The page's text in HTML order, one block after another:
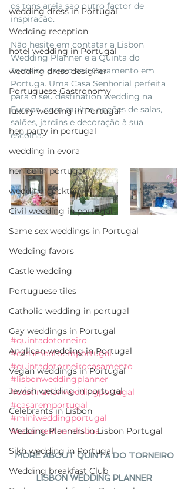
wedding dress in Portugal
Wedding reception
hotel wedding in Portugal
wedding dress designer
Portuguese Gastronomy
luxury wedding in Portugal
hen party in portugal
wedding in evora
hen do in portugal
wedding cocktail
Civil wedding in portugal
Same sex weddings in Portugal
Wedding favors
Castle wedding
Portuguese tiles
Catholic wedding in portugal
Gay weddings in Portugal
Anglican wedding in Portugal
Vegan weddings in Portugal
Jewish wedding in portugal
Celebrants in Lisbon
Wedding Planners in Lisbon Portugal
Sikh wedding in Portugal
Wedding breakfast Club
os tons areia sao outro factor de
inspiracão.
Não hesite em contatar a Lisbon
Wedding Planner e a Quinta do
Torneiro para o seu Casamento em
Portuga. Uma Casa Senhorial perfeita
para o seu destination wedding na
Europa, com muitas opções de salas,
salões, jardins e decoração à sua
escolha.
#quintadotorneiro
#casamentoemportugal
#quintadotorneirocasamento
#lisbonweddingplanner
#destinationweddingportugal
#casaremportugal
#miniweddingportugal
#casamentoemlisboa
MORE ABOUT QUINTA DO TORNEIRO
LISBON WEDDING PLANNER